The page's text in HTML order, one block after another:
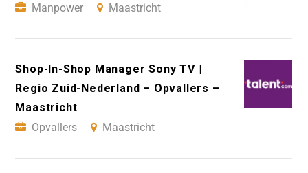
Manpower
Maastricht
Shop-In-Shop Manager Sony TV |
Regio Zuid-Nederland – Opvallers –
Maastricht
Opvallers
Maastricht